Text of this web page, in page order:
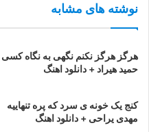
نوشته های مشابه
هرگز هرگز نکنم نگهی به نگاه کسی
حمید هیراد + دانلود اهنگ
کنج یک خونه ی سرد که پره تنهاییه
مهدی یراحی + دانلود اهنگ